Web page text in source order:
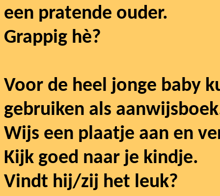
een pratende ouder.
Grappig hè?
Voor de heel jonge baby
gebruiken als
Wijs een plaatje aan en
Kijk goed naar je kindje.
Vindt hij/zij het leuk?